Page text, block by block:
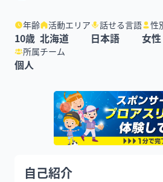
年齢
10歳
活動エリア
北海道
話せる言語
日本語
性
女性
所属チーム
個人
自己紹介